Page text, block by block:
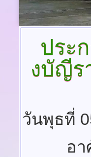
ประ
งบัญีร
วันพุธที่
อาศัย